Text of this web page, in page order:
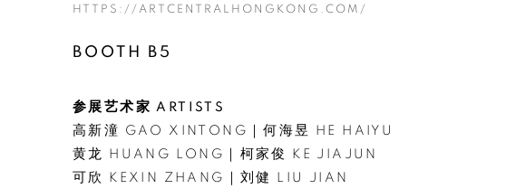
HTTPS://ARTCENTRALHONGKONG.COM/
BOOTH B5
参展艺术家 ARTISTS
高新潼 GAO XINTONG｜何海昱 HE HAIYU
黄龙 HUANG LONG｜柯家俊 KE JIAJUN
可欣 KEXIN ZHANG｜刘健 LIU JIAN